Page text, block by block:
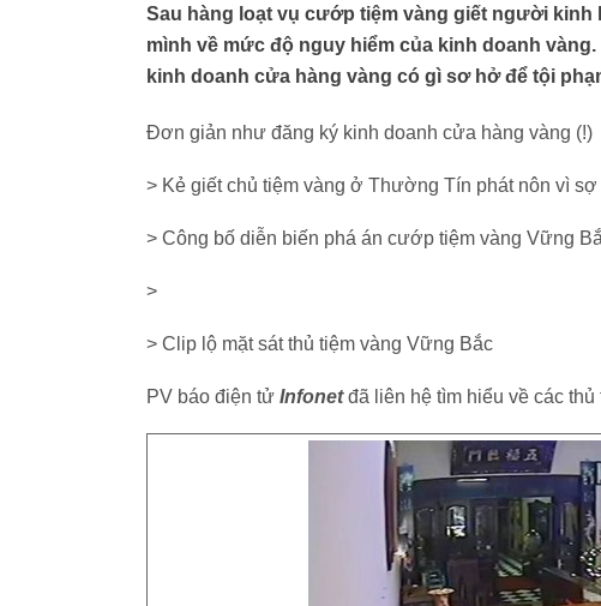
Sau hàng loạt vụ cướp tiệm vàng giết người
mình về mức độ nguy hiểm của kinh doanh
kinh doanh cửa hàng vàng có gì sơ hở để tội
Đơn giản như đăng ký kinh doanh cửa hàng vàng (!)
> Kẻ giết chủ tiệm vàng ở Thường Tín phát nôn vì sợ
> Công bố diễn biến phá án cướp tiệm vàng Vững
>
> Clip lộ mặt sát thủ tiệm vàng Vững Bắc
PV báo điện tử Infonetđã liên hệ tìm hiểu về các thủ